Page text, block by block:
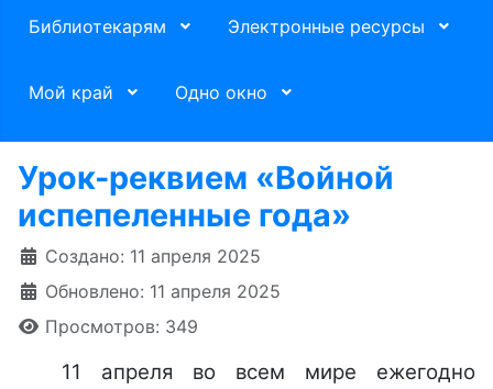
Библиотекарям Электронные ресурсы
Мой край Одно окно
Урок-реквием «Войной
испепеленные года»
Информация о материале
Создано: 11 апреля 2025
Обновлено: 11 апреля 2025
Просмотров: 349
11 апреля во всем мире ежегодно